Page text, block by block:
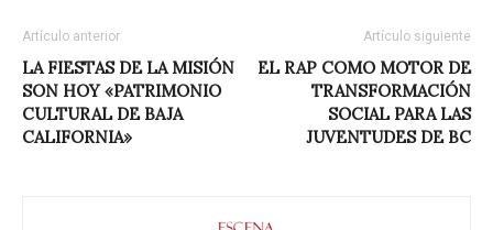
Artículo anterior
LA FIESTAS DE LA MISIÓN
SON HOY «PATRIMONIO
CULTURAL DE BAJA
CALIFORNIA»
Artículo siguiente
EL RAP COMO MOTOR DE
TRANSFORMACIÓN
SOCIAL PARA LAS
JUVENTUDES DE BC